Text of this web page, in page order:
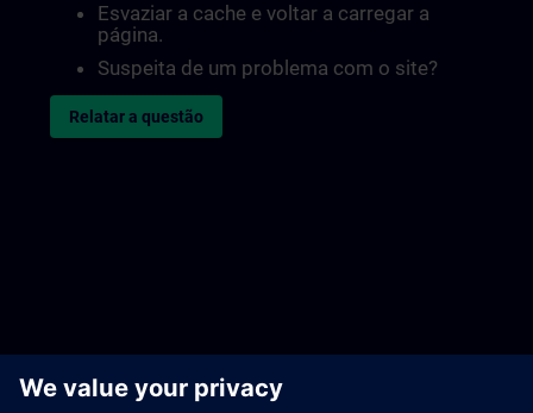
Esvaziar a cache e voltar a carregar a
página.
Suspeita de um problema com o site?
Relatar a questão